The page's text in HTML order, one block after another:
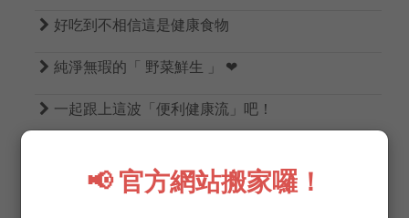
📢 官方網站搬家囉！
 好吃到不相信這是健康食物
 純淨無瑕的「 野菜鮮生 」 ❤
 一起跟上這波「便利健康流」吧！
觀望1000次 不如行動一次